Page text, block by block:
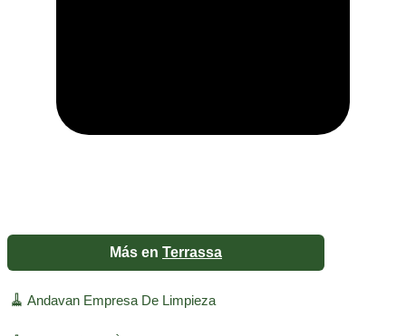
Más en Terrassa
🧹 Andavan Empresa De Limpieza